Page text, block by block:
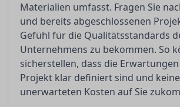
Materialien umfasst. Fragen Sie
und bereits abgeschlossenen
Gefühl für die Qualitätsstandards
Unternehmens zu bekommen. So
sicherstellen, dass die
Projekt klar definiert sind und keine
unerwarteten Kosten auf Sie